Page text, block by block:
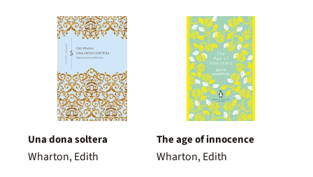
Una dona soltera
Wharton, Edith
The age of innocence
Wharton, Edith